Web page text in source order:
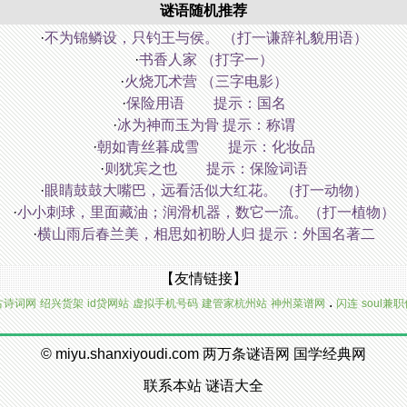
谜语随机推荐
·不为锦鳞设，只钓王与侯。 （打一谦辞礼貌用语）
·书香人家 （打字一）
·火烧兀术营 （三字电影）
·保险用语 提示：国名
·冰为神而玉为骨 提示：称谓
·朝如青丝暮成雪 提示：化妆品
·则犹宾之也 提示：保险词语
·眼睛鼓鼓大嘴巴，远看活似大红花。 （打一动物）
·小小刺球，里面藏油；润滑机器，数它一流。（打一植物）
·横山雨后春兰美，相思如初盼人归 提示：外国名著二
【友情链接】
诗词网 绍兴货架 id贷网站 虚拟手机号码 建管家杭州站 神州菜谱网 . 闪连 soul兼职
© miyu.shanxiyoudi.com 两万条谜语网 国学经典网
联系本站 谜语大全